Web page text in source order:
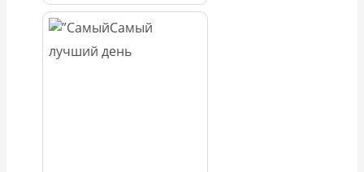
Самый
лучший день